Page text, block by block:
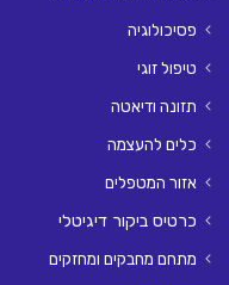
פסיכולוגיה
טיפול זוגי
תזונה ודיאטה
כלים להעצמה
אזור המטפלים
כרטיס ביקור דיגיטלי
מתחם מחבקים ומחזקים